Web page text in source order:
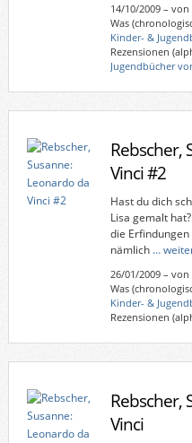
14/10/2009– von
Was
Kinder- &
Rezensionen
Jugendbücher
Rebscher,
Vinci #2
Hast du dich
Lisa gemalt
die Erfindungen
nämlich …
26/01/2009– von
Was
Kinder- &
Rezensionen
Rebscher,
Vinci